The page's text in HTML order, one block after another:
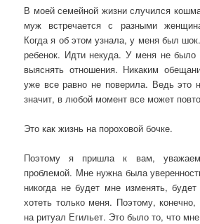
В моей семейной жизни случился
муж встречается с разными
Когда я об этом узнала, у меня был
ребенок. Идти некуда. У меня не
выяснять отношения. Никаким
уже все равно не поверила. Ведь это
значит, в любой момент все может
Это как жизнь на пороховой бочке.
Поэтому я пришла к вам,
проблемой. Мне нужна была
никогда не будет мне изменять,
хотеть только меня. Поэтому, конечно,
на ритуал Егильет. Это было то, что